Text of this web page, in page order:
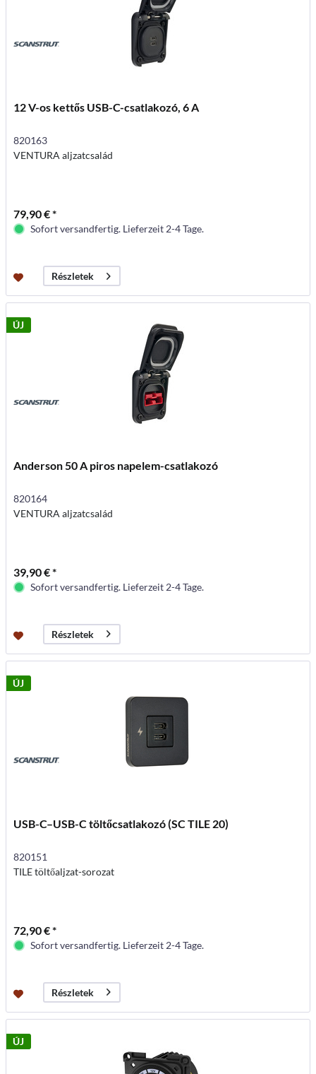
12 V-os kettős USB-C-csatlakozó, 6 A
820163
VENTURA aljzatcsalád
79,90 € *
Sofort versandfertig. Lieferzeit 2-4 Tage.
Részletek
ÚJ
Anderson 50 A piros napelem-csatlakozó
820164
VENTURA aljzatcsalád
39,90 € *
Sofort versandfertig. Lieferzeit 2-4 Tage.
Részletek
ÚJ
USB-C–USB-C töltőcsatlakozó (SC TILE 20)
820151
TILE töltőaljzat-sorozat
72,90 € *
Sofort versandfertig. Lieferzeit 2-4 Tage.
Részletek
ÚJ